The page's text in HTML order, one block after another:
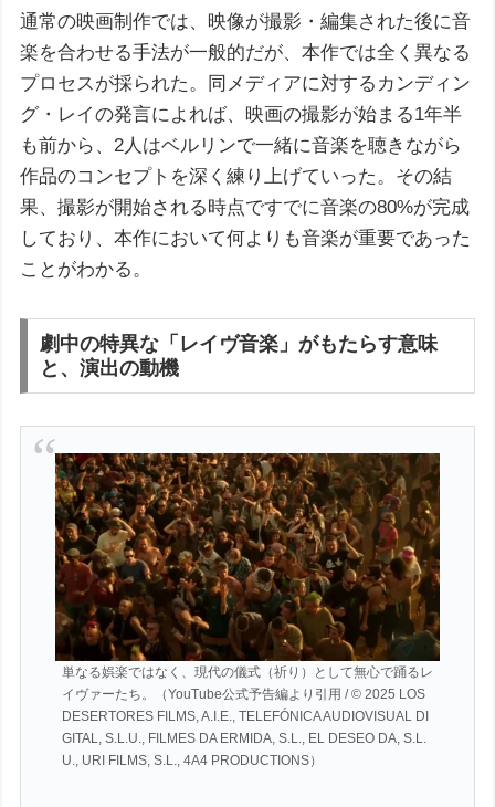
通常の映画制作では、映像が撮影・編集された後に音
楽を合わせる手法が一般的だが、本作では全く異なる
プロセスが採られた。同メディアに対するカンディン
グ・レイの発言によれば、映画の撮影が始まる1年半
も前から、2人はベルリンで一緒に音楽を聴きながら
作品のコンセプトを深く練り上げていった。その結
果、撮影が開始される時点ですでに音楽の80%が完成
しており、本作において何よりも音楽が重要であった
ことがわかる。
劇中の特異な「レイヴ音楽」がもたらす意味
と、演出の動機
単なる娯楽ではなく、現代の儀式（祈り）として無心で踊るレ
イヴァーたち。（YouTube公式予告編より引用 / © 2025 LOS
DESERTORES FILMS, A.I.E., TELEFÓNICA AUDIOVISUAL DI
GITAL, S.L.U., FILMES DA ERMIDA, S.L., EL DESEO DA, S.L.
U., URI FILMS, S.L., 4A4 PRODUCTIONS）